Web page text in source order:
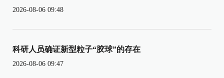
2026-08-06 09:48
科研人员确证新型粒子“胶球”的存在
2026-08-06 09:47